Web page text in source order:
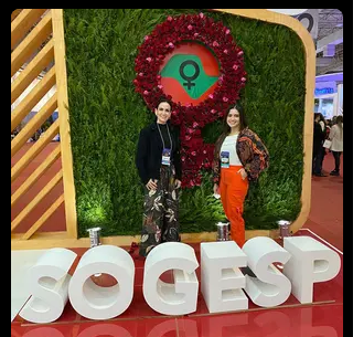
Barbosa da Mata Missio (Conselheira administrativa
- Titular), Fernando Maziero Pozzobon (Conselheiro
administrativo - Titular), Ingrid Denise Hubner
(Conselheira administrativa - Titular), Marcelo
Roberto Sviech (Conselheiro administrativo - Titular),
Adalberto Grando (Conselheiro Fiscal - Titular),
Pablo Filipetto (Conselheiro Fiscal - Titular), Silvane
Gazola (Conselheira Fiscal - Titular), Rafael Gatto
(Conselheiro Fiscal - Suplente), Ronan Paulo
Poletto (Conselheiro Fiscal - Suplente), Farid
Tenório Santos (Gerente Sindical).